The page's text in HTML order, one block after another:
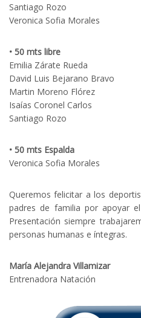
Santiago Rozo
Veronica Sofia Morales
• 50 mts libre
Emilia Zárate Rueda
David Luis Bejarano Bravo
Martin Moreno Flórez
Isaías Coronel Carlos
Santiago Rozo
• 50 mts Espalda
Veronica Sofia Morales
Queremos felicitar a los
padres de familia por apoyar
Presentación siempre
personas humanas e íntegras.
María Alejandra Villamizar
Entrenadora Natación